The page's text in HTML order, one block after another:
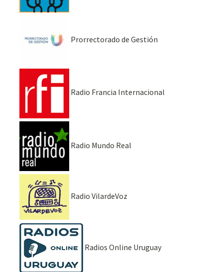
Prorrectorado de Gestión
Radio Francia Internacional
Radio Mundo Real
Radio VilardeVoz
Radios Online Uruguay